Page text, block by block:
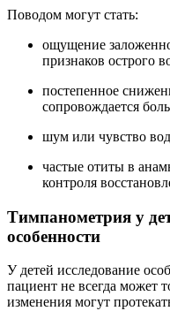
Поводом могут стать:
ощущение
признаков острого
постепенное
сопровождается
шум или чувство
частые отиты в
контроля
Тимпанометрия у
особенности
У детей исследование
пациент не всегда может
изменения могут